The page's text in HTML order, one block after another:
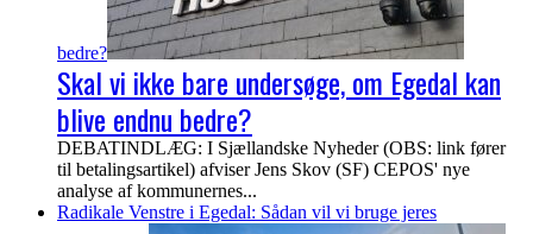
bedre?
Skal vi ikke bare undersøge, om Egedal kan
blive endnu bedre?
DEBATINDLÆG: I Sjællandske Nyheder (OBS: link fører
til betalingsartikel) afviser Jens Skov (SF) CEPOS' nye
analyse af kommunernes...
Radikale Venstre i Egedal: Sådan vil vi bruge jeres